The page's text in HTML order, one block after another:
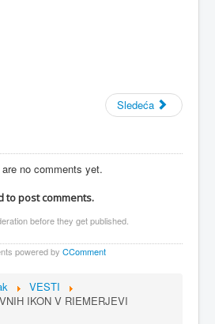
Sledeća
no comments yet.
to post comments.
before they get published.
powered by CComment
VESTI
IKON V RIEMERJEVI